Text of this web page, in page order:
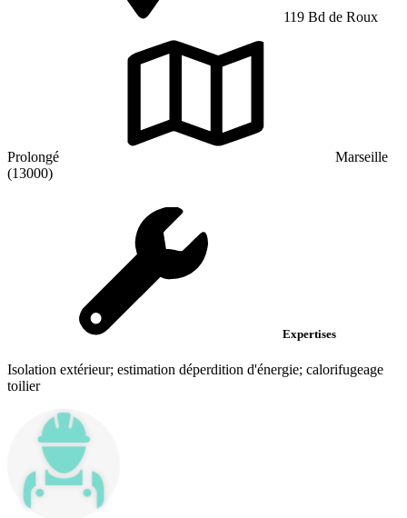
119 Bd de Roux
Prolongé
Marseille
(13000)
Expertises
Isolation extérieur; estimation déperdition d'énergie; calorifugeage
toilier